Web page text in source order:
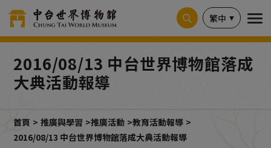
繁中
2016/08/13 中台世界博物館落成
大典活動報導
首頁 推廣與學習 推廣活動
教育活動報導
2016/08/13 中台世界博物館落成大典活動報導
Cookie管理面板